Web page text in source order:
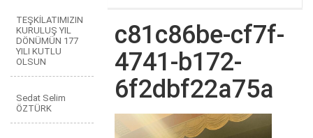
TEŞKİLATIMIZIN
KURULUŞ YIL
DÖNÜMÜN 177
YILI KUTLU
OLSUN
Sedat Selim
ÖZTÜRK
c81c86be-cf7f-
4741-b172-
6f2dbf22a75a